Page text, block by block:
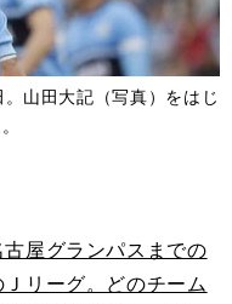
山田大記（写真）をはじ
屋グランパスまでの
リーグ。どのチーム